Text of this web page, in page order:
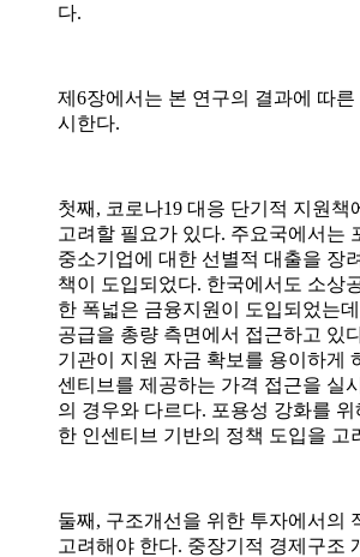
다.
제 6장에서는 본 연구의 결과에 따른
시한다.
첫째 , 코로나19 대응 단기적 지원책
고려할 필요가 있다. 주요국에서는
중소기업에 대한 선별적 대출을 장
책이 도입되었다. 한국에서도 소상
한 폭넓은 금융지원이 도입되었는데
공급을 총량 측면에서 접근하고 있
기관이 지원 자금 확보를 용이하게
센티브를 제공하는 가격 접근을 실
의 경우와 다르다. 포용성 강화를
한 인센티브 기반의 정책 도입을 고
둘째 , 구조개선을 위한 투자에서의
고려해야 한다. 중장기적 경제구조